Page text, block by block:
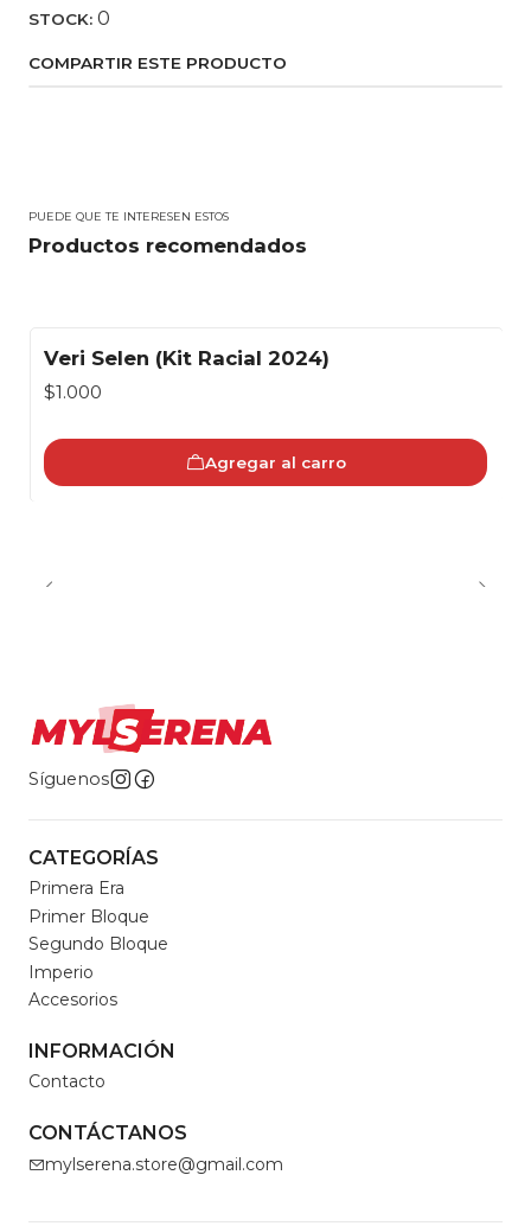
STOCK: 0
COMPARTIR ESTE PRODUCTO
PUEDE QUE TE INTERESEN ESTOS
Productos recomendados
Veri Selen (Kit Racial 2024)
$1.000
Agregar al carro
Síguenos
CATEGORÍAS
Primera Era
Primer Bloque
Segundo Bloque
Imperio
Accesorios
INFORMACIÓN
Contacto
CONTÁCTANOS
mylserena.store@gmail.com